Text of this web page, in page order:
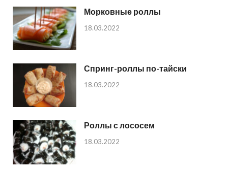
Морковные роллы
18.03.2022
Спринг-роллы по-тайски
18.03.2022
Роллы с лососем
18.03.2022